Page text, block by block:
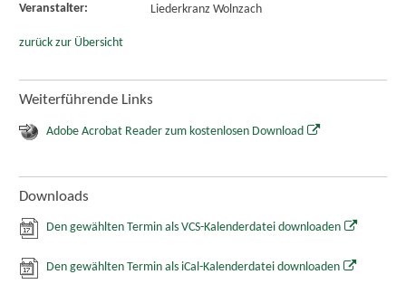
Veranstalter:
Liederkranz Wolnzach
zurück zur Übersicht
Weiterführende Links
Adobe Acrobat Reader zum kostenlosen Download
Downloads
Den gewählten Termin als VCS-Kalenderdatei downloaden
Den gewählten Termin als iCal-Kalenderdatei downloaden